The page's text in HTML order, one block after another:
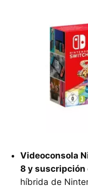
Videoconsola
8 y suscripción
híbrida de